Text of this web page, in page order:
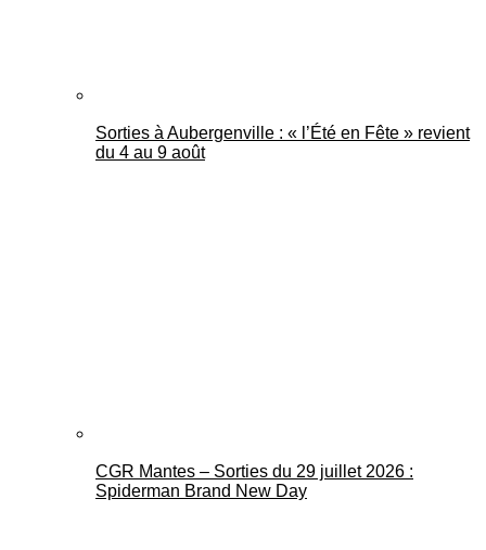
Sorties à Aubergenville : « l’Été en Fête » revient
du 4 au 9 août
CGR Mantes – Sorties du 29 juillet 2026 :
Spiderman Brand New Day